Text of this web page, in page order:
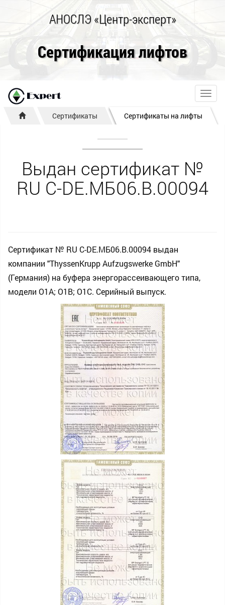
АНОСЛЭ «Центр-эксперт»
Сертификация лифтов
Сертификаты Сертификаты на лифты
Выдан сертификат №
RU С-DE.МБ06.B.00094
Сертификат № RU С-DE.МБ06.B.00094 выдан
компании "ThyssenKrupp Aufzugswerke GmbH"
(Германия) на буфера энергорассеивающего типа,
модели О1А; О1В; О1С. Серийный выпуск.